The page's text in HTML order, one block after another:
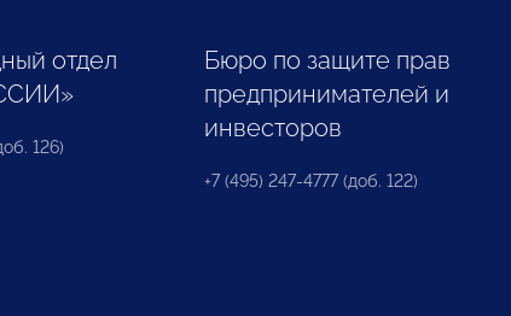
отдел
126)
Бюро по защите прав
предпринимателей и
инвесторов
+7 (495) 247-4777 (доб. 122)